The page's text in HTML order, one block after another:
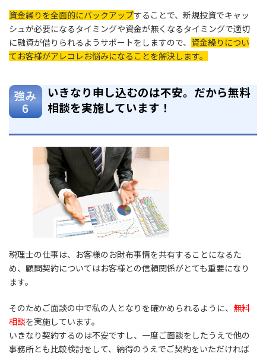
資金繰りを全面的にバックアップすることで、新規投資でキャッ
シュが必要になるタイミングや資金が無くなるタイミングで適切
に融資が借りられるようサポートをしますので、 資金繰りについ
てお客様がアレコレお悩みになることを解決します。
いきなり申し込むのは不安。だから無料
相談を実施しています！
税理士の仕事は、お客様のお財布事情を共有することになるた
め、顧問契約についてはお客様との信頼関係がとても重要になり
ます。
そのためご面談の中で私の人となりを確かめられるように、 無料
相談を実施しています。
いきなり契約するのは不安ですし、一度ご面談をしたうえで他の
事務所とも比較検討をして、納得のうえでご契約をいただければ